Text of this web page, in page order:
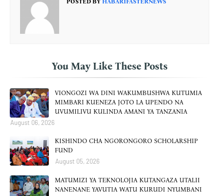
POSTED BY HABARIFASTERNEWS
You May Like These Posts
VIONGOZI WA DINI WAKUMBUSHWA KUTUMIA
MIMBARI KUENEZA JOTO LA UPENDO NA
UVUMILIVU KULINDA AMANI YA TANZANIA
August 06, 2026
KISHINDO CHA NGORONGORO SCHOLARSHIP
FUND
August 05, 2026
MATUMIZI YA TEKNOLOJIA KUTANGAZA UTALII
NANENANE YAVUTIA WATU KURUDI NYUMBANI